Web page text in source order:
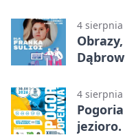
4 sierpnia
4 sierpnia